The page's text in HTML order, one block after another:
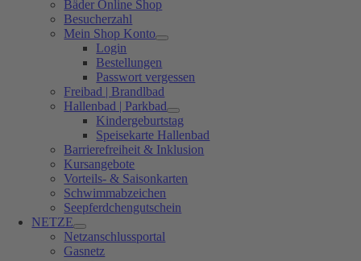
Bäder Online Shop
Besucherzahl
Mein Shop Konto
Login
Bestellungen
Passwort vergessen
Freibad | Brandlbad
Hallenbad | Parkbad
Kindergeburtstag
Speisekarte Hallenbad
Barrierefreiheit & Inklusion
Kursangebote
Vorteils- & Saisonkarten
Schwimmabzeichen
Seepferdchengutschein
NETZE
Netzanschlussportal
Gasnetz